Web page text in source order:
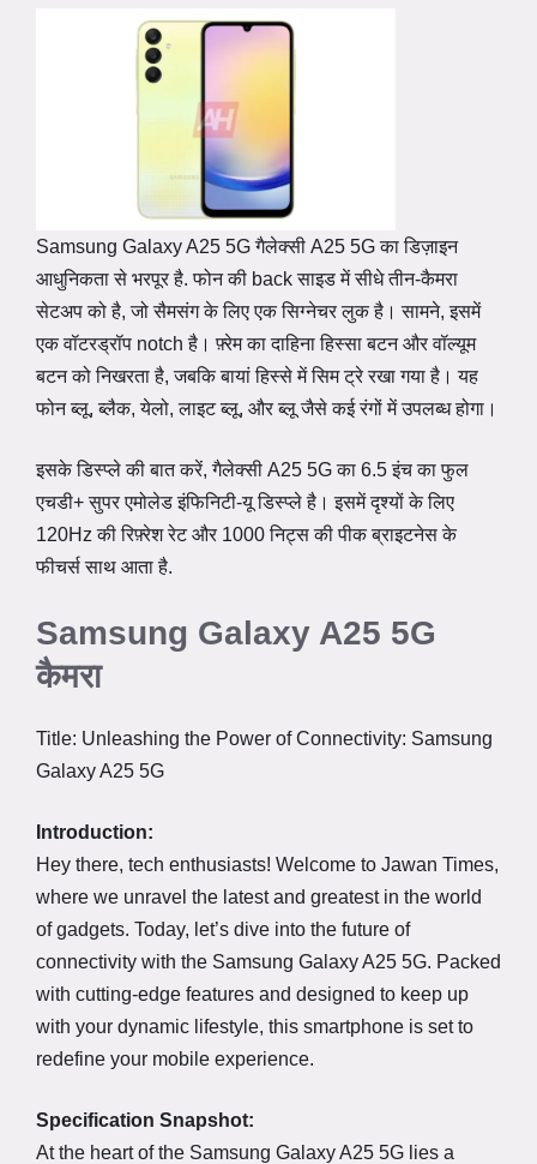
Samsung Galaxy A25 5G गैलेक्सी A25 5G का डिज़ाइन
आधुनिकता से भरपूर है. फोन की back साइड में सीधे तीन-कैमरा
सेटअप को है, जो सैमसंग के लिए एक सिग्नेचर लुक है। सामने, इसमें
एक वॉटरड्रॉप notch है। फ़्रेम का दाहिना हिस्सा बटन और वॉल्यूम
बटन को निखरता है, जबकि बायां हिस्से में सिम ट्रे रखा गया है। यह
फोन ब्लू, ब्लैक, येलो, लाइट ब्लू, और ब्लू जैसे कई रंगों में उपलब्ध होगा।
इसके डिस्प्ले की बात करें, गैलेक्सी A25 5G का 6.5 इंच का फुल
एचडी+ सुपर एमोलेड इंफिनिटी-यू डिस्प्ले है। इसमें दृश्यों के लिए
120Hz की रिफ़्रेश रेट और 1000 निट्स की पीक ब्राइटनेस के
फीचर्स साथ आता है.
Samsung Galaxy A25 5G
कैमरा
Title: Unleashing the Power of Connectivity: Samsung
Galaxy A25 5G
Introduction:
Hey there, tech enthusiasts! Welcome to Jawan Times,
where we unravel the latest and greatest in the world
of gadgets. Today, let’s dive into the future of
connectivity with the Samsung Galaxy A25 5G. Packed
with cutting-edge features and designed to keep up
with your dynamic lifestyle, this smartphone is set to
redefine your mobile experience.
Specification Snapshot:
At the heart of the Samsung Galaxy A25 5G lies a